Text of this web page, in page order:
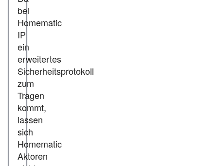
bei
Homematic
IP
ein
erweitertes
Sicherheitsprotokoll
zum
Tragen
kommt,
lassen
sich
Homematic
Aktoren